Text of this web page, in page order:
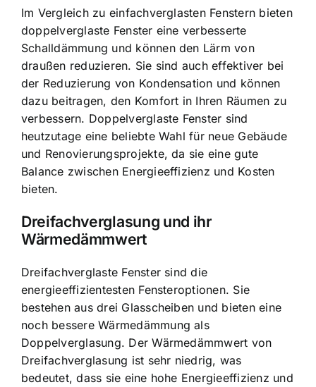
Im Vergleich zu einfachverglasten Fenstern bieten
doppelverglaste Fenster eine verbesserte
Schalldämmung und können den Lärm von
draußen reduzieren. Sie sind auch effektiver bei
der Reduzierung von Kondensation und können
dazu beitragen, den Komfort in Ihren Räumen zu
verbessern. Doppelverglaste Fenster sind
heutzutage eine beliebte Wahl für neue Gebäude
und Renovierungsprojekte, da sie eine gute
Balance zwischen Energieeffizienz und Kosten
bieten.
Dreifachverglasung und ihr
Wärmedämmwert
Dreifachverglaste Fenster sind die
energieeffizientesten Fensteroptionen. Sie
bestehen aus drei Glasscheiben und bieten eine
noch bessere Wärmedämmung als
Doppelverglasung. Der Wärmedämmwert von
Dreifachverglasung ist sehr niedrig, was
bedeutet, dass sie eine hohe Energieeffizienz und